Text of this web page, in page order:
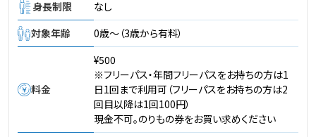
身長制限
なし
対象年齢
0歳～（3歳から有料）
料金
¥500
※フリーパス・年間フリーパスをお持ちの方は1
日1回まで利用可（フリーパスをお持ちの方は2
回目以降は1回100円）
現金不可。のりもの券をお買い求めください